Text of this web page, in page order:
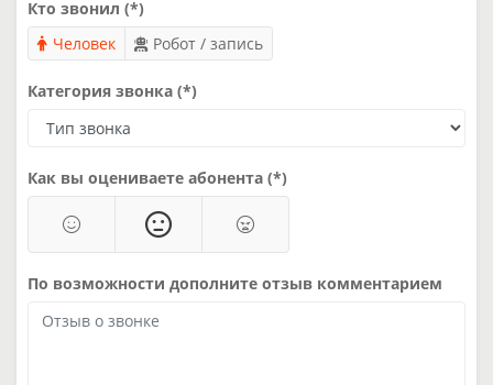
Кто звонил (*)
Человек
Робот / запись
Категория звонка (*)
Как вы оцениваете абонента (*)
По возможности дополните отзыв комментарием